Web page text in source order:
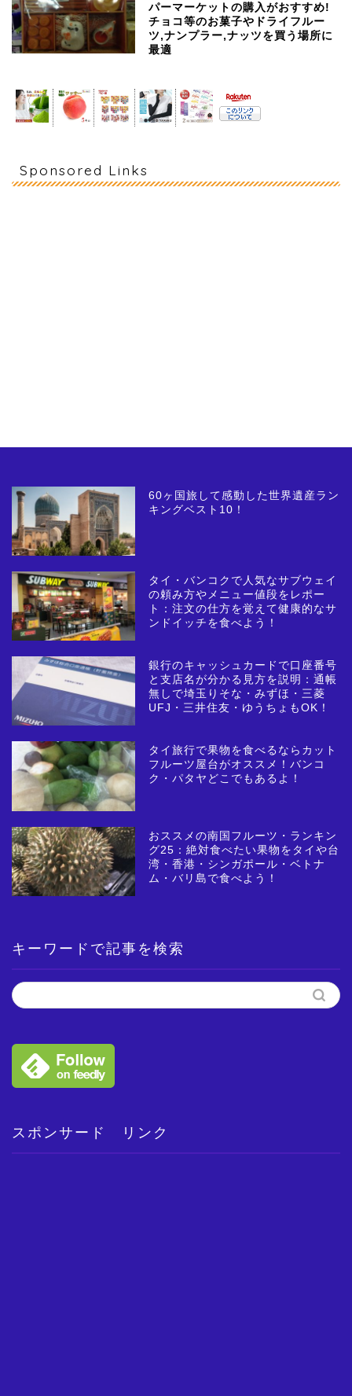
パーマーケットの購入がおすすめ!
チョコ等のお菓子やドライフルー
ツ,ナンプラー,ナッツを買う場所に
最適
Sponsored Links
60ヶ国旅して感動した世界遺産ラン
キングベスト10！
タイ・バンコクで人気なサブウェイ
の頼み方やメニュー値段をレポー
ト：注文の仕方を覚えて健康的なサ
ンドイッチを食べよう！
銀行のキャッシュカードで口座番号
と支店名が分かる見方を説明：通帳
無しで埼玉りそな・みずほ・三菱
UFJ・三井住友・ゆうちょもOK！
タイ旅行で果物を食べるならカット
フルーツ屋台がオススメ！バンコ
ク・パタヤどこでもあるよ！
おススメの南国フルーツ・ランキン
グ25：絶対食べたい果物をタイや台
湾・香港・シンガポール・ベトナ
ム・バリ島で食べよう！
キーワードで記事を検索
スポンサード リンク